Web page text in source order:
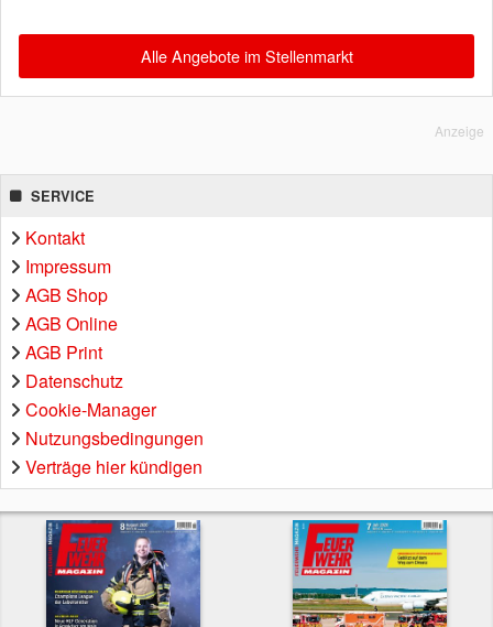
Alle Angebote im Stellenmarkt
Anzeige
SERVICE
Kontakt
Impressum
AGB Shop
AGB Online
AGB Print
Datenschutz
Cookie-Manager
Nutzungsbedingungen
Verträge hier kündigen